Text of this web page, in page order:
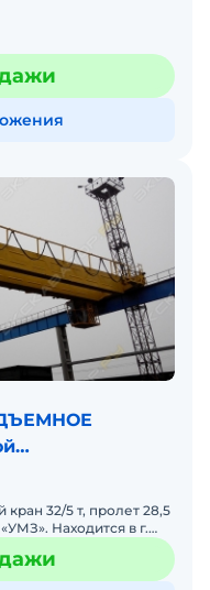
32/5 т, пролет 28,5
Находится в г.
управ